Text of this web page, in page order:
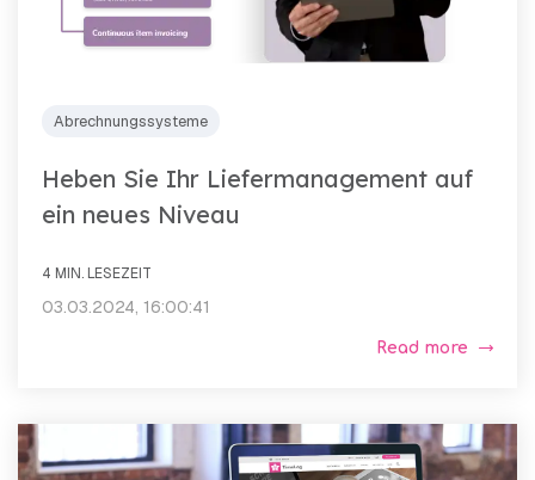
Abrechnungssysteme
Heben Sie Ihr Liefermanagement auf
ein neues Niveau
4 MIN. LESEZEIT
03.03.2024, 16:00:41
Read more